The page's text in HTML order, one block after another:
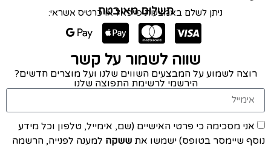
תשלום מאובטח
ניתן לשלם באמצעות פייפאל או כרטיס אשראי:
שווה לשמור על קשר
רוצה לשמוע על המבצעים השווים שלנו ועל מוצרים חדשים?
הירשמי לרשימת התפוצה שלנו
אני מסכימה כי פרטי האישיים (שם, אימייל, טלפון וכל מידע
נוסף שיימסר בטופס) ישמשו את ששקה למענה לפנייה, הרשמה